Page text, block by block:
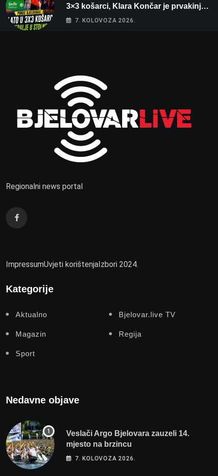
3×3 košarci, Klara Končar je prvakinja
Hrvatske u stolnom tenisu!
7. KOLOVOZA 2026.
Regionalni news portal
ImpressumUvjeti korištenjaIzbori 2024.
Kategorije
Aktualno Bjelovar.live TV
Magazin Regija
Sport
Nedavne objave
Veslači Argo Bjelovara zauzeli 14.
mjesto na brzincu
7. KOLOVOZA 2026.